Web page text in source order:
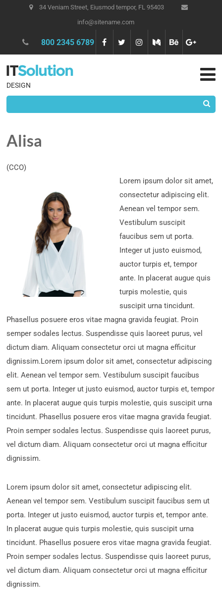
34 Veniam Street, Eiusmod tempor, FL 95403
info@sitename.com
800 2345 6789
DESIGN
Alisa
(CCO)
Lorem ipsum dolor sit amet,
consectetur adipiscing elit.
Aenean vel tempor sem.
Vestibulum suscipit
faucibus sem ut porta.
Integer ut justo euismod,
auctor turpis et, tempor
ante. In placerat augue quis
turpis molestie, quis
suscipit urna tincidunt.
Phasellus posuere eros vitae magna gravida feugiat. Proin
semper sodales lectus. Suspendisse quis laoreet purus, vel
dictum diam. Aliquam consectetur orci ut magna efficitur
dignissim.Lorem ipsum dolor sit amet, consectetur adipiscing
elit. Aenean vel tempor sem. Vestibulum suscipit faucibus
sem ut porta. Integer ut justo euismod, auctor turpis et, tempor
ante. In placerat augue quis turpis molestie, quis suscipit urna
tincidunt. Phasellus posuere eros vitae magna gravida feugiat.
Proin semper sodales lectus. Suspendisse quis laoreet purus,
vel dictum diam. Aliquam consectetur orci ut magna efficitur
dignissim.
Lorem ipsum dolor sit amet, consectetur adipiscing elit.
Aenean vel tempor sem. Vestibulum suscipit faucibus sem ut
porta. Integer ut justo euismod, auctor turpis et, tempor ante.
In placerat augue quis turpis molestie, quis suscipit urna
tincidunt. Phasellus posuere eros vitae magna gravida feugiat.
Proin semper sodales lectus. Suspendisse quis laoreet purus,
vel dictum diam. Aliquam consectetur orci ut magna efficitur
dignissim.